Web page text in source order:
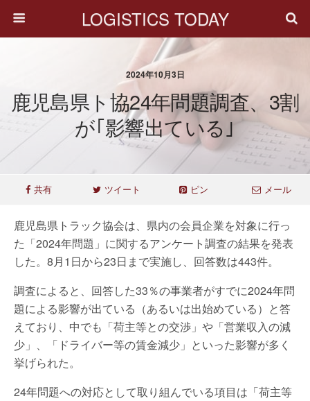
LOGISTICS TODAY
2024年10月3日
鹿児島県ト協24年問題調査、3割
が｢影響出ている｣
共有 ツイート ピン メール
鹿児島県トラック協会は、県内の会員企業を対象に行っ
た「2024年問題」に関するアンケート調査の結果を発表
した。8月1日から23日まで実施し、回答数は443件。
調査によると、回答した33％の事業者がすでに2024年問
題による影響が出ている（あるいは出始めている）と答
えており、中でも「荷主等との交渉」や「営業収入の減
少」、「ドライバー等の賃金減少」といった影響が多く
挙げられた。
24年問題への対応として取り組んでいる項目は「荷主等